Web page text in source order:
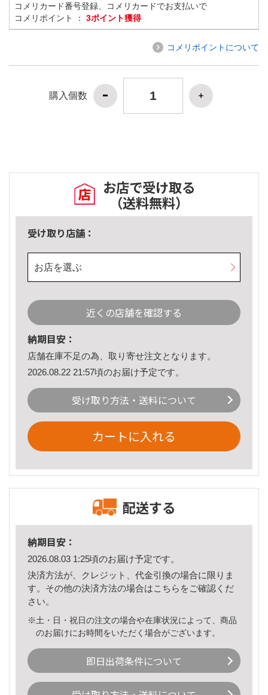
コメリカード番号登録、コメリカードでお支払いで
コメリポイント ： 3ポイント獲得
コメリポイントについて
購入個数
お店で受け取る
（送料無料）
受け取り店舗：
お店を選ぶ
近くの店舗を確認する
納期目安：
店舗在庫不足の為、取り寄せ注文となります。
2026.08.22 21:57頃のお届け予定です。
受け取り方法・送料について
カートに入れる
配送する
納期目安：
2026.08.03 1:25頃のお届け予定です。
決済方法が、クレジット、代金引換の場合に限りま
す。その他の決済方法の場合はこちら をご確認くだ
さい。
※土・日・祝日の注文の場合や在庫状況によって、商品
のお届けにお時間をいただく場合がございます。
即日出荷条件について